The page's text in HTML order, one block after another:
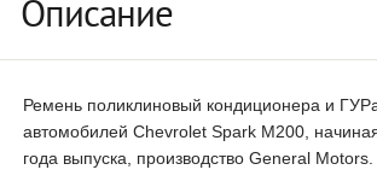
Описание
Ремень поликлиновый кондиционера и
автомобилей Chevrolet Spark M200,
года выпуска, производство General Motors.